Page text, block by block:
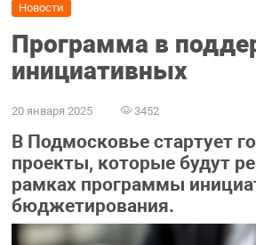
Новости
Программа в
инициативных
20 января 2025 3452
В Подмосковье стартует
проекты, которые будут
рамках программы
бюджетирования.